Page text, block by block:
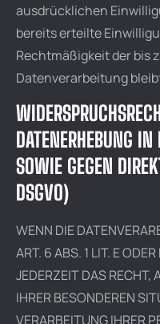
ausdrücklichen
bereits erteilte
Rechtmäßigkeit der bis
Datenverarbeitung
DATENERHEBUNG
SOWIE GEGEN
DSGVO)
WENN DIE
ART. 6 ABS. 1 LIT. E
JEDERZEIT DAS RECHT,
IHRER BESONDEREN
VERARBEITUNG IHRER